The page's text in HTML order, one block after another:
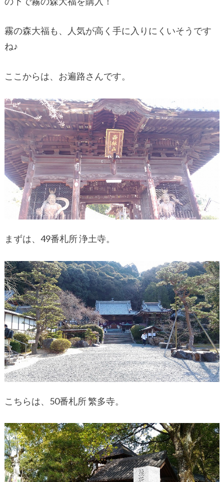
霧の森大福も、人気が高く手に入りにくいそうです
ね♪
ここからは、お遍路さんです。
まずは、49番札所 浄土寺。
こちらは、50番札所 繁多寺。